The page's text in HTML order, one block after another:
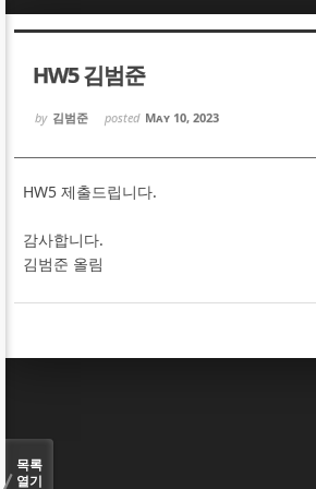
HW5 김범준
by 김범준 posted May 10, 2023
HW5 제출드립니다.
감사합니다.
김범준 올림
목록
열기
Sketchbook5, 스케치북5
Sketchbook5, 스케치북5
Sketchbook5, 스케치북5
Sketchbook5, 스케치북5